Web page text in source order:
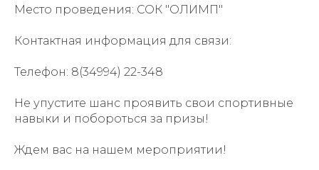
Место проведения: СОК "ОЛИМП"
Контактная информация для связи:
Телефон: 8(34994) 22-348
Не упустите шанс проявить свои спортивные
навыки и побороться за призы!
Ждем вас на нашем мероприятии!